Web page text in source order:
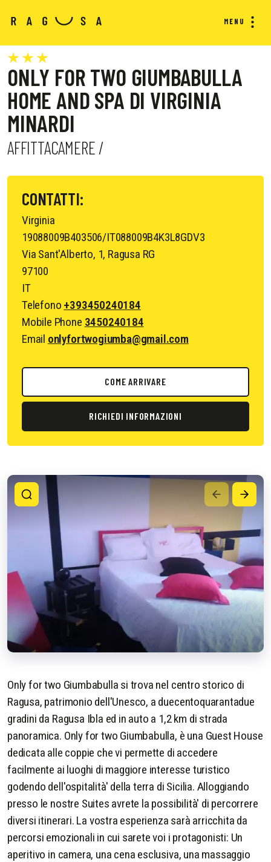
MENU
ONLY FOR TWO GIUMBABULLA
HOME AND SPA DI VIRGINIA
MINARDI
AFFITTACAMERE /
CONTATTI:
Virginia
19088009B403506/IT088009B4K3L8GDV3
Via Sant'Alberto, 1, Ragusa RG
97100
IT
Telefono +393450240184
Mobile Phone 3450240184
Email onlyfortwogiumba@gmail.com
COME ARRIVARE
RICHIEDI INFORMAZIONI
Only for two Giumbabulla si trova nel centro storico di
Ragusa, patrimonio dell'Unesco, a duecentoquarantadue
gradini da Ragusa Ibla ed in auto a 1,2 km di strada
panoramica. Only for two Giumbabulla, è una Guest House
dedicata alle coppie che vi permette di accedere
facilmente ai luoghi di maggiore interesse turistico
godendo dell'ospitalità' della terra di Sicilia. Alloggiando
presso le nostre Suites avrete la possibilità' di percorrere
diversi itinerari. La vostra esperienza sarà arricchita da
percorsi emozionali in cui sarete voi i protagonisti: Un
aperitivo in camera, una cena esclusiva, una massaggio